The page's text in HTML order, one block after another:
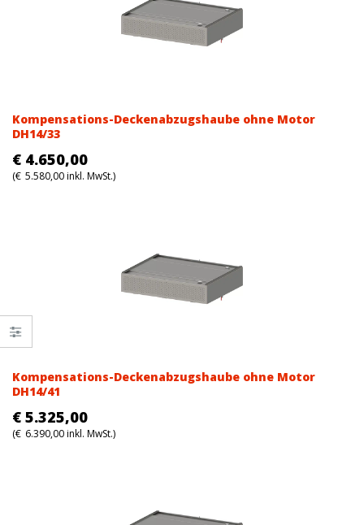
Kompensations-Deckenabzugshaube ohne Motor
DH14/33
€ 4.650,00
(€ 5.580,00inkl. MwSt.)
Kompensations-Deckenabzugshaube ohne Motor
DH14/41
€ 5.325,00
(€ 6.390,00inkl. MwSt.)